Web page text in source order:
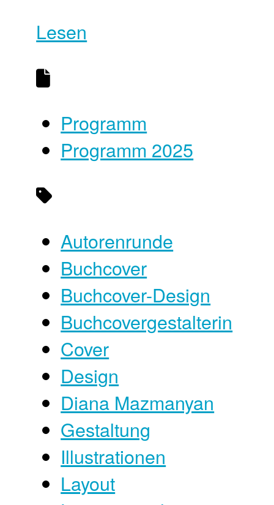
Lesen
Programm
Programm 2025
Autorenrunde
Buchcover
Buchcover-Design
Buchcovergestalterin
Cover
Design
Diana Mazmanyan
Gestaltung
Illustrationen
Layout